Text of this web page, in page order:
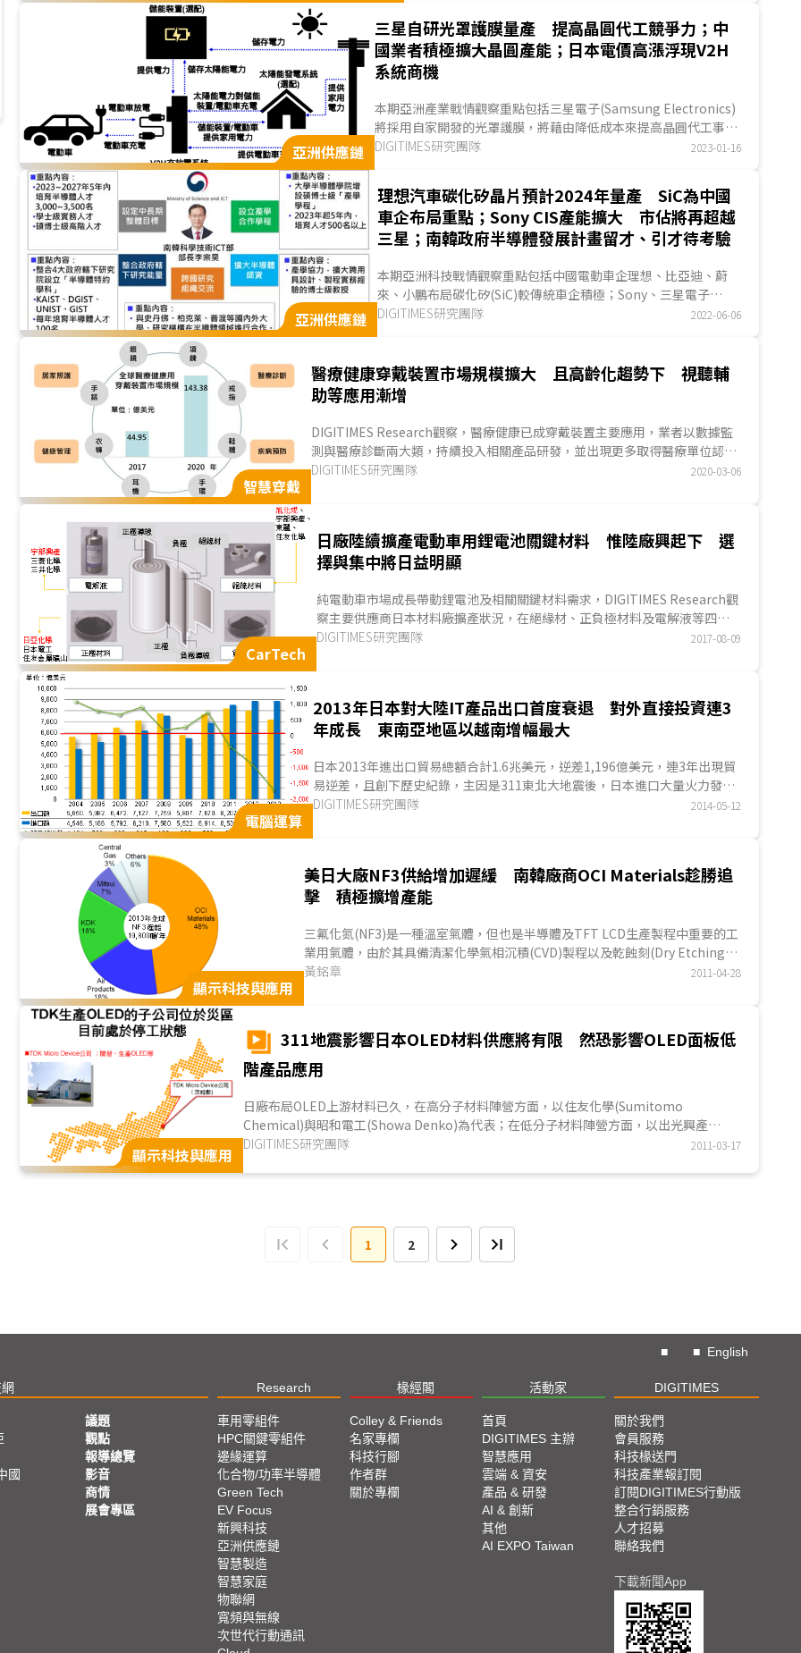
亞洲供應鏈
三星自研光罩護膜量產 提高晶圓代工競爭力；中
國業者積極擴大晶圓產能；日本電價高漲浮現V2H
系統商機
本期亞洲產業戰情觀察重點包括三星電子(Samsung Electronics)
將採用自家開發的光罩護膜，將藉由降低成本來提高晶圓代工事業
的競爭力；滬矽產業子公司Okmetic新產能...
DIGITIMES研究團隊 2023-01-16
亞洲供應鏈
理想汽車碳化矽晶片預計2024年量產 SiC為中國
車企布局重點；Sony CIS產能擴大 市佔將再超越
三星；南韓政府半導體發展計畫留才、引才待考驗
本期亞洲科技戰情觀察重點包括中國電動車企理想、比亞迪、蔚
來、小鵬布局碳化矽(SiC)較傳統車企積極；Sony、三星電子
(Samsung Electronics)積極擴產CMOS影像感測...
DIGITIMES研究團隊 2022-06-06
智慧穿戴
醫療健康穿戴裝置市場規模擴大 且高齡化趨勢下 視聽輔
助等應用漸增
DIGITIMES Research觀察，醫療健康已成穿戴裝置主要應用，業者以數據監
測與醫療診斷兩大類，持續投入相關產品研發，並出現更多取得醫療單位認證
的醫療診斷類型。此外，因應全球高齡化趨勢，解決生活困擾、提高生活便利
DIGITIMES研究團隊 2020-03-06
CarTech
日廠陸續擴產電動車用鋰電池關鍵材料 惟陸廠興起下 選
擇與集中將日益明顯
純電動車市場成長帶動鋰電池及相關關鍵材料需求，DIGITIMES Research觀
察主要供應商日本材料廠擴產狀況，在絕緣材、正負極材料及電解液等四領
域中，以絕緣材業者最積極，如旭化成(Asahi-kasei)目標是2020年將全球產
DIGITIMES研究團隊 2017-08-09
電腦運算
2013年日本對大陸IT產品出口首度衰退 對外直接投資連3
年成長 東南亞地區以越南增幅最大
日本2013年進出口貿易總額合計1.6兆美元，逆差1,196億美元，連3年出現貿
易逆差，且創下歷史紀錄，主因是311東北大地震後，日本進口大量火力發電
所需的原油與天然氣以取代核能發電。DIGITIMES Research觀察發現...
DIGITIMES研究團隊 2014-05-12
顯示科技與應用
美日大廠NF3供給增加遲緩 南韓廠商OCI Materials趁勝追
擊 積極擴增產能
三氟化氮(NF3)是一種溫室氣體，但也是半導體及TFT LCD生產製程中重要的工
業用氣體，由於其具備清潔化學氣相沉積(CVD)製程以及乾蝕刻(Dry Etching)
製程矽化物的特性，而成為目前半導體及面板產業關鍵的特殊氣體。由於半導
黃銘章 2011-04-28
顯示科技與應用
311地震影響日本OLED材料供應將有限 然恐影響OLED面板低
階產品應用
日廠布局OLED上游材料已久，在高分子材料陣營方面，以住友化學(Sumitomo
Chemical)與昭和電工(Showa Denko)為代表；在低分子材料陣營方面，以出光興產
(Idemitsu Kosan)與
(Mitsui Chemicals)為代表，另外，尚有主要供應PM型
DIGITIMES研究團隊 2011-03-17
1 2
■ ■ English
Research 椽經閣 活動家 DIGITIMES
國
議題
觀點
報導總覽
影音
商情
展會專區
車用零組件
HPC關鍵零組件
邊緣運算
化合物/功率半導體
Green Tech
EV Focus
新興科技
亞洲供應鏈
智慧製造
智慧家庭
物聯網
寬頻與無線
次世代行動通訊
Colley & Friends
名家專欄
科技行腳
作者群
關於專欄
首頁
DIGITIMES 主辦
智慧應用
雲端 & 資安
產品 & 研發
AI & 創新
其他
AI EXPO Taiwan
關於我們
會員服務
科技椽送門
科技產業報訂閱
訂閱DIGITIMES行動版
整合行銷服務
人才招募
聯絡我們
下載新聞App